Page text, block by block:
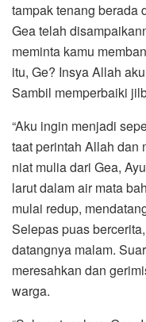
tampak tenang berada
Gea telah
meminta kamu
itu, Ge? Insya Allah
Sambil memperbaiki
“Aku ingin menjadi
taat perintah Allah dan
niat mulia dari Gea,
larut dalam air mata
mulai redup,
Selepas puas
datangnya malam.
meresahkan dan
warga.